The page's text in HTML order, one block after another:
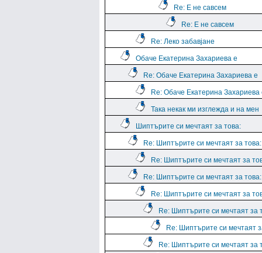
Re: Е не савсем
Re: Е не савсем
Re: Леко забавјане
Обаче Екатерина Захариева е
Re: Обаче Екатерина Захариева е
Re: Обаче Екатерина Захариева
Така некак ми изглежда и на мен
Шиптърите си мечтаят за това:
Re: Шиптърите си мечтаят за това:
Re: Шиптърите си мечтаят за
Re: Шиптърите си мечтаят за това:
Re: Шиптърите си мечтаят за
Re: Шиптърите си мечтаят за
Re: Шиптърите си мечтаят
Re: Шиптърите си мечтаят за